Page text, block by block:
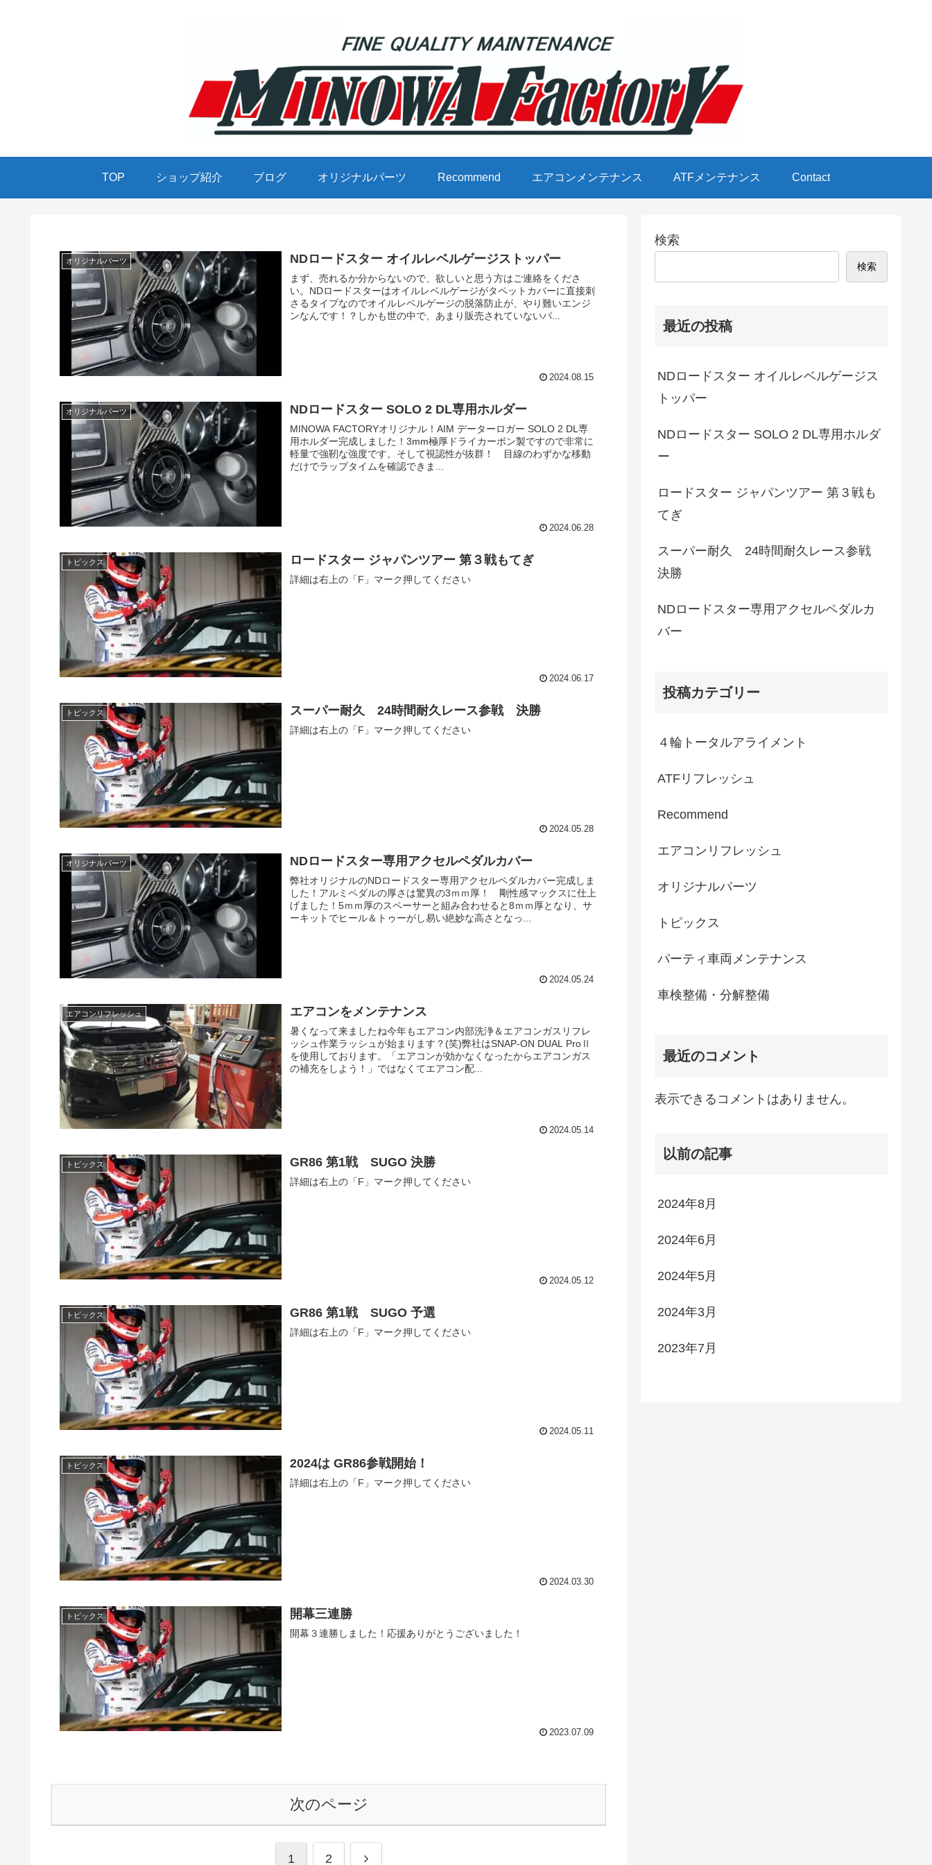
TOP ショップ紹介 ブログ オリジナルパーツ Recommend エアコンメンテナンス ATFメンテナンス Contact
オリジナルパーツ NDロードスター オイルレベルゲージストッパー
まず、売れるか分からないので、欲しいと思う方はご連絡をくださ
い。NDロードスターはオイルレベルゲージがタペットカバーに直接刺
さるタイプなのでオイルレベルゲージの脱落防止が、やり難いエンジ
ンなんです！？しかも世の中で、あまり販売されていないパ...
2024.08.15
オリジナルパーツ NDロードスター SOLO 2 DL専用ホルダー
MINOWA FACTORYオリジナル！AIM データーロガー SOLO 2 DL専
用ホルダー完成しました！3mm極厚ドライカーボン製ですので非常に
軽量で強靭な強度です。そして視認性が抜群！ 目線のわずかな移動
だけでラップタイムを確認できま...
2024.06.28
トピックス ロードスター ジャパンツアー 第３戦もてぎ
詳細は右上の「F」マーク押してください
2024.06.17
トピックス スーパー耐久 24時間耐久レース参戦 決勝
詳細は右上の「F」マーク押してください
2024.05.28
オリジナルパーツ NDロードスター専用アクセルペダルカバー
弊社オリジナルのNDロードスター専用アクセルペダルカバー完成しま
した！アルミペダルの厚さは驚異の3ｍｍ厚！ 剛性感マックスに仕上
げました！5ｍｍ厚のスペーサーと組み合わせると8ｍｍ厚となり、サ
ーキットでヒール＆トゥーがし易い絶妙な高さとなっ...
2024.05.24
エアコンリフレッシュ エアコンをメンテナンス
暑くなって来ましたね今年もエアコン内部洗浄＆エアコンガスリフレ
ッシュ作業ラッシュが始まります？(笑)弊社はSNAP-ON DUAL ProⅡ
を使用しております。「エアコンが効かなくなったからエアコンガス
の補充をしよう！」ではなくてエアコン配...
2024.05.14
トピックス GR86 第1戦 SUGO 決勝
詳細は右上の「F」マーク押してください
2024.05.12
トピックス GR86 第1戦 SUGO 予選
詳細は右上の「F」マーク押してください
2024.05.11
トピックス 2024は GR86参戦開始！
詳細は右上の「F」マーク押してください
2024.03.30
トピックス 開幕三連勝
開幕３連勝しました！応援ありがとうございました！
2023.07.09
次のページ
1 2 次
検索
検索
最近の投稿
NDロードスター オイルレベルゲージス
トッパー
NDロードスター SOLO 2 DL専用ホルダ
ー
ロードスター ジャパンツアー 第３戦も
てぎ
スーパー耐久 24時間耐久レース参戦
決勝
NDロードスター専用アクセルペダルカ
バー
投稿カテゴリー
４輪トータルアライメント
ATFリフレッシュ
Recommend
エアコンリフレッシュ
オリジナルパーツ
トピックス
パーティ車両メンテナンス
車検整備・分解整備
最近のコメント
表示できるコメントはありません。
以前の記事
2024年8月
2024年6月
2024年5月
2024年3月
2023年7月